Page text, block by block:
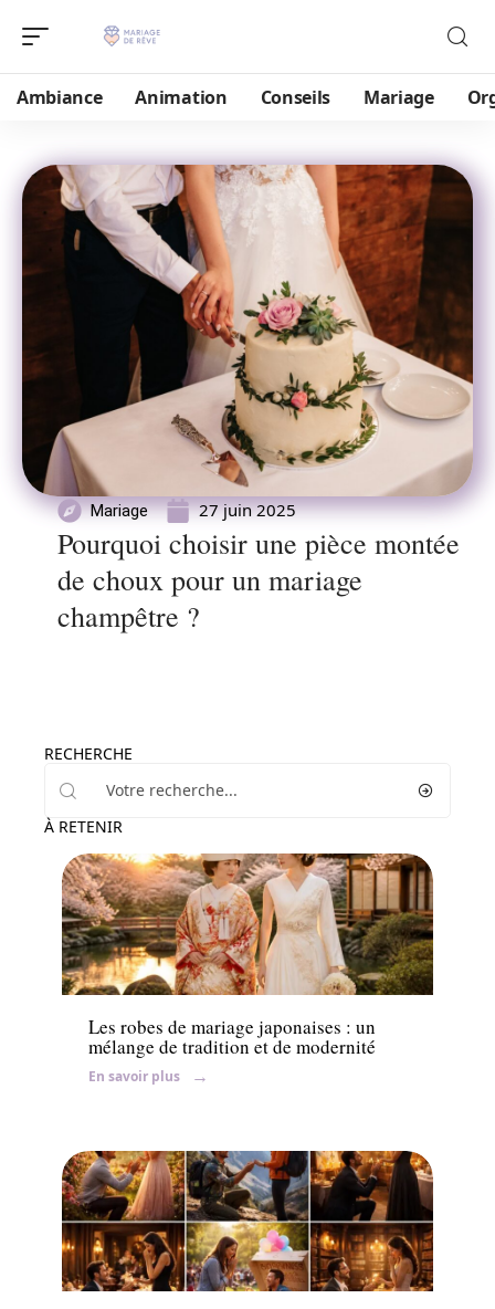
Ambiance Animation Conseils Mariage
Mariage 27 juin 2025
Pourquoi choisir une pièce montée
de choux pour un mariage
champêtre ?
RECHERCHE
À RETENIR
Mariage
Les robes de mariage japonaises : un
mélange de tradition et de modernité
En savoir plus
Ambiance